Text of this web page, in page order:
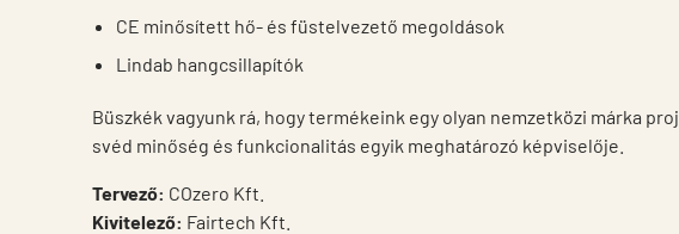
CE minősített hő- és füstelvezető megoldások
Lindab hangcsillapítók
Büszkék vagyunk rá, hogy termékeink egy olyan nemzetközi márka
svéd minőség és funkcionalitás egyik meghatározó képviselője.
Tervező: COzero Kft.
Kivitelező: Fairtech Kft.